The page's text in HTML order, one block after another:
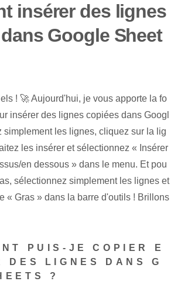
insérer des lignes
Google Sheet
! 🚀 Aujourd'hui, je vous apporte la fo
insérer des lignes copiées dans Googl
simplement les lignes, cliquez sur la lig
les insérer et sélectionnez « Insérer
en dessous » dans le menu. Et pou
sélectionnez simplement les lignes et
« Gras » dans la barre d'outils ! Brillons
PUIS-JE COPIER E
DES LIGNES DANS G
?